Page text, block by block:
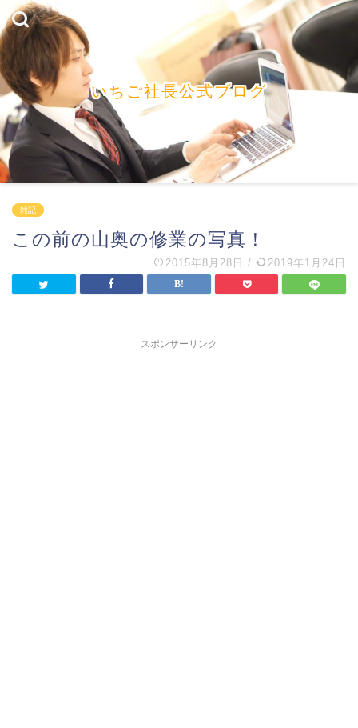
いちご社長公式ブログ
雑記
この前の山奥の修業の写真！
2015年8月28日 / 2019年1月24日
スポンサーリンク